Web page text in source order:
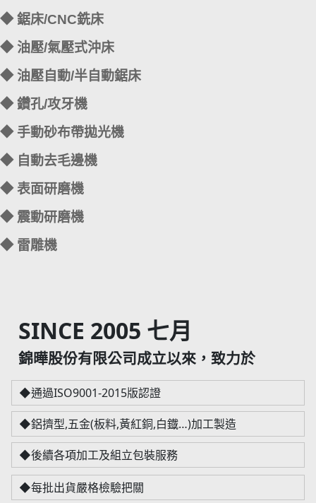
◆ 鋸床/CNC銑床
◆ 油壓/氣壓式沖床
◆ 油壓自動/半自動鋸床
◆ 鑽孔/攻牙機
◆ 手動砂布帶拋光機
◆ 自動去毛邊機
◆ 表面研磨機
◆ 震動研磨機
◆ 雷雕機
SINCE 2005 七月
錦曄股份有限公司成立以來，致力於
◆通過ISO9001-2015版認證
◆鋁擠型,五金(板料,黃紅銅,白鐡…)加工製造
◆後續各項加工及組立包裝服務
◆每批出貨嚴格檢驗把關